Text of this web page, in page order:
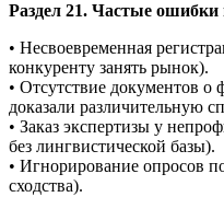
Раздел 21. Частые ошибки
• Несвоевременная
конкуренту занять рынок).
• Отсутствие документов о
доказали различительную
• Заказ экспертизы у
без лингвистической базы).
• Игнорирование опросов
сходства).